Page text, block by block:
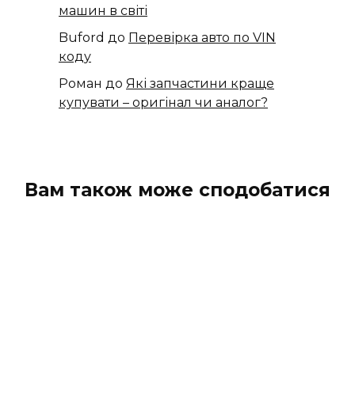
машин в світі
Buford до Перевірка авто по VIN
коду
Роман до Які запчастини краще
купувати – оригінал чи аналог?
Вам також може сподобатися